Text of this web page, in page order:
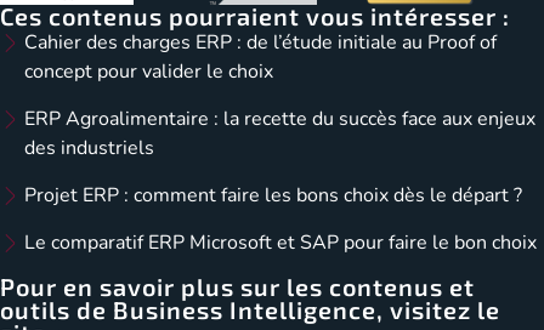
Ces contenus pourraient vous intéresser :
Cahier des charges ERP : de l’étude initiale au Proof of
concept pour valider le choix
ERP Agroalimentaire : la recette du succès face aux enjeux
des industriels
Projet ERP : comment faire les bons choix dès le départ ?
Le comparatif ERP Microsoft et SAP pour faire le bon choix
Pour en savoir plus sur les contenus et
outils de Business Intelligence, visitez le